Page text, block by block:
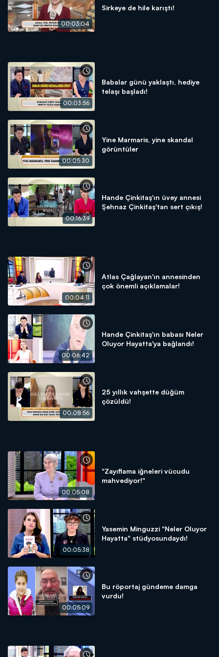
00:03:04
Sirkeye de hile karıştı!
00:03:56
Babalar günü yaklaştı, hediye
telaşı başladı!
00:05:30
Yine Marmaris, yine skandal
görüntüler
00:16:39
Hande Çinkitaş'ın üvey annesi
Şehnaz Çinkitaş'tan sert çıkış!
00:04:11
Atlas Çağlayan'ın annesinden
çok önemli açıklamalar!
00:06:42
Hande Çinkitaş'ın babası Neler
Oluyor Hayatta'ya bağlandı!
00:08:56
25 yıllık vahşette düğüm
çözüldü!
00:05:08
"Zayıflama iğneleri vücudu
mahvediyor!"
00:05:38
Yasemin Minguzzi "Neler Oluyor
Hayatta" stüdyosundaydı!
00:05:09
Bu röportaj gündeme damga
vurdu!